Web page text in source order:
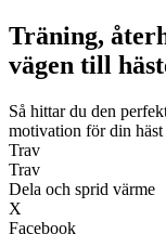
Träning,
vägen till
Så hittar du den
motivation för din häst
Trav
Trav
Dela och sprid värme
X
Facebook